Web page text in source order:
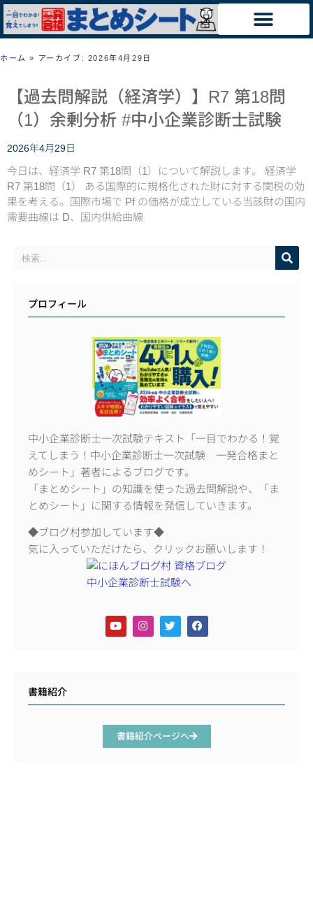
ホーム » アーカイブ: 2026年4月29日
【過去問解説（経済学）】R7 第18問
（1）余剰分析 #中小企業診断士試験
2026年4月29日
今日は、経済学 R7 第18問（1）について解説します。 経済学
R7 第18問（1） ある国際的に規格化された財に対する関税の効
果を考える。国際市場で Pf の価格が成立している当該財の国内
需要曲線は D、国内供給曲線
プロフィール
中小企業診断士一次試験テキスト「一目でわかる！覚
えてしまう！中小企業診断士一次試験 一発合格まと
めシート」著者によるブログです。
「まとめシート」の知識を使った過去問解説や、「ま
とめシート」に関する情報を発信していきます。
◆ブログ村参加しています◆
気に入っていただけたら、クリックお願いします！
書籍紹介
書籍紹介ページへ